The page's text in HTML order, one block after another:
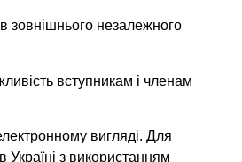
зовнішнього незалежного
вступникам і членам
вигляді. Для
Україні з використанням